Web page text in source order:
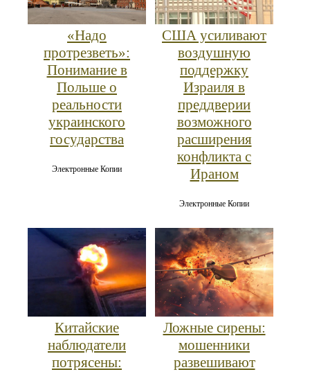
«Надо
протрезветь»:
Понимание в
Польше о
реальности
украинского
государства
Электронные Копии
США усиливают
воздушную
поддержку
Израиля в
преддверии
возможного
расширения
конфликта с
Ираном
Электронные Копии
Китайские
наблюдатели
потрясены:
Ложные сирены:
мошенники
развешивают